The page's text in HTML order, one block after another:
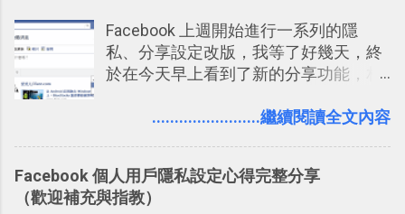
用 Trello？ 8個專案排程協作重點技巧
2017/6 新增： 如何用 Trello 規劃自助
旅行？我的 Trello 行程計畫使用技巧教
卡片不再落落長？專案管理的5個關鍵
子彈筆記？我的 Trello GTD 方法範例看
板分享
Facebook 上週開始進行一系列的隱
私、分享設定改版，我等了好幾天，終
於在今天早上看到了新的分享功能，相
用新版的分享功能與隱私設定。 嚴格來
置。不過有一項很實用的設定是新增
的， 那就是可以 事先審查 朋友「標籤
........................繼續閱讀全文內容
Facebook 個人用戶隱私設定心得完整分享
（歡迎補充與指教）